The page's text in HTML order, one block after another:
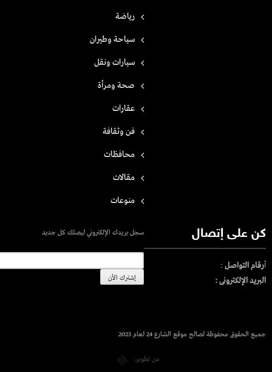
رياضة
سياحة وطيران
سيارات ونقل
صحة ومرأة
عقارات
فن وثقافة
محافظات
مقالات
منوعات
كن على إتصال
أرقام التواصل :
البريد الإلكترونى :
سجل بريدك الإلكتروني ليصلك كل جديد
جميع الحقوق محفوظة لصالح موقع الشارع 24 لعام 2023
من تطوير: